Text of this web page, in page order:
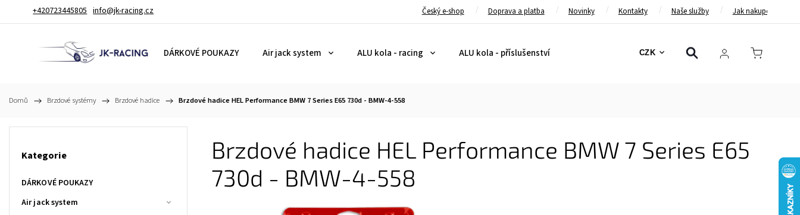
+420723445805 info@jk-racing.cz Český e-shop Doprava a platba Novinky Kontakty Naše služby Jak nakupovat
CZK
DÁRKOVÉ POUKAZY Air jack system ALU kola - racing ALU kola - příslušenství Bezpečnostní pásy Bezpečnostní rámy
Domů / Brzdové systémy / Brzdové hadice / Brzdové hadice HEL Performance BMW 7 Series E65 730d - BMW-4-558
Kategorie
DÁRKOVÉ POUKAZY
Air jack system
Brzdové hadice HEL Performance BMW 7 Series E65
730d - BMW-4-558